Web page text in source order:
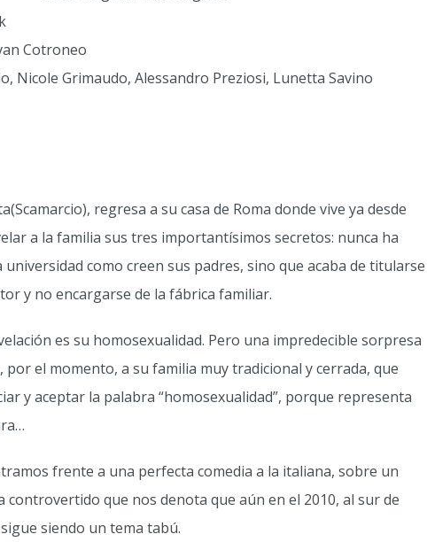
Cotroneo
Nicole Grimaudo, Alessandro Preziosi, Lunetta Savino
regresa a su casa de Roma donde vive ya desde
a la familia sus tres importantísimos secretos: nunca ha
como creen sus padres, sino que acaba de titularse
y no encargarse de la fábrica familiar.
es su homosexualidad. Pero una impredecible sorpresa
el momento, a su familia muy tradicional y cerrada, que
y aceptar la palabra “homosexualidad”, porque representa
frente a una perfecta comedia a la italiana, sobre un
controvertido que nos denota que aún en el 2010, al sur de
siendo un tema tabú.